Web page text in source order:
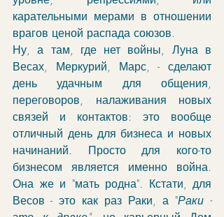
карательными мерами в отношении
врагов ценой распада союзов.
Ну, а там, где нет войны, Луна в
Весах, Меркурий, Марс, - сделают
день удачным для общения,
переговоров, налаживания новых
связей и контактов: это вообще
отличный день для бизнеса и новых
начинаний. Просто для кого-то
бизнесом является именно война.
Она же и "мать родна". Кстати, для
Весов - это как раз Раки, а "Раки -